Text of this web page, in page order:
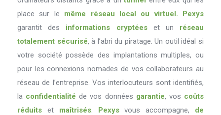
place sur le même réseau local ou virtuel.
Pexys
garantit des informations cryptéeset un réseau
totalement sécurisé, à l’abri du piratage. Un outil idéal si
votre société possède des implantations multiples, ou
pour les connexions nomades de vos collaborateurs au
réseau de l’entreprise. Vos interlocuteurs sont identifiés,
la confidentialité de vos données garantie, vos coûts
réduits et maîtrisés. Pexysvous accompagne, de